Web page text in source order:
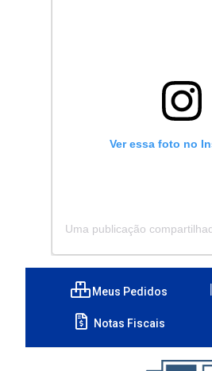
Ver essa foto no
Meus Pedidos
Notas Fiscais